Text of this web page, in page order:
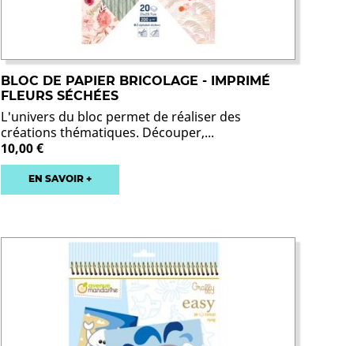
BLOC DE PAPIER BRICOLAGE - IMPRIMÉ
FLEURS SÉCHÉES
L'univers du bloc permet de réaliser des
créations thématiques. Découper,...
10,00 €
EN SAVOIR +